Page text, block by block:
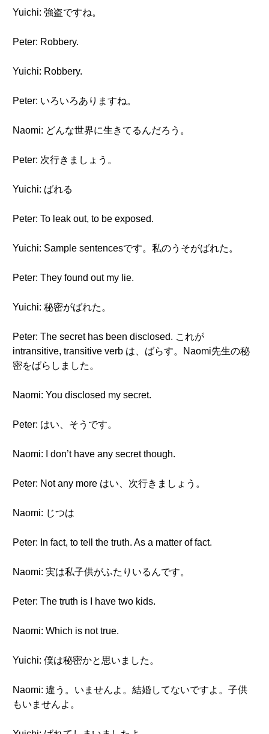
Yuichi: 強盗ですね。
Peter: Robbery.
Yuichi: Robbery.
Peter: いろいろありますね。
Naomi: どんな世界に生きてるんだろう。
Peter: 次行きましょう。
Yuichi: ばれる
Peter: To leak out, to be exposed.
Yuichi: Sample sentencesです。私のうそがばれた。
Peter: They found out my lie.
Yuichi: 秘密がばれた。
Peter: The secret has been disclosed. これが
intransitive, transitive verb は、ばらす。Naomi先生の秘
密をばらしました。
Naomi: You disclosed my secret.
Peter: はい、そうです。
Naomi: I don’t have any secret though.
Peter: Not any more はい、次行きましょう。
Naomi: じつは
Peter: In fact, to tell the truth. As a matter of fact.
Naomi: 実は私子供がふたりいるんです。
Peter: The truth is I have two kids.
Naomi: Which is not true.
Yuichi: 僕は秘密かと思いました。
Naomi: 違う。いませんよ。結婚してないですよ。子供
もいませんよ。